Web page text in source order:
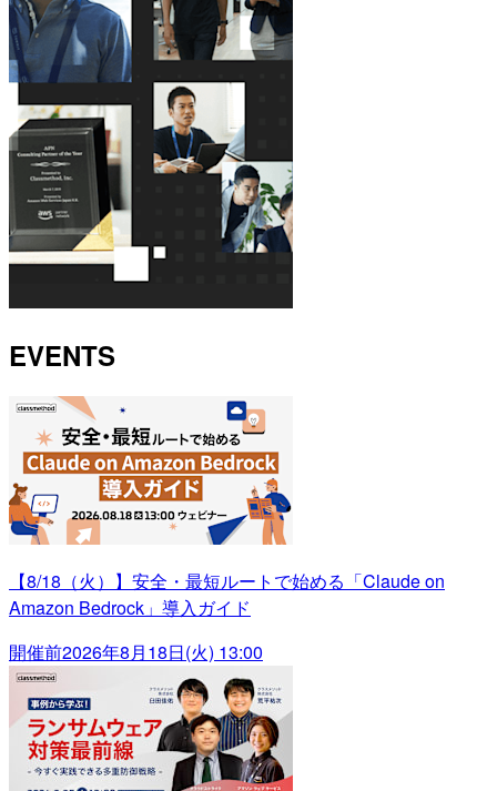
EVENTS
【8/18（火）】安全・最短ルートで始める「Claude on
Amazon Bedrock」導入ガイド
開催前2026年8月18日(火) 13:00